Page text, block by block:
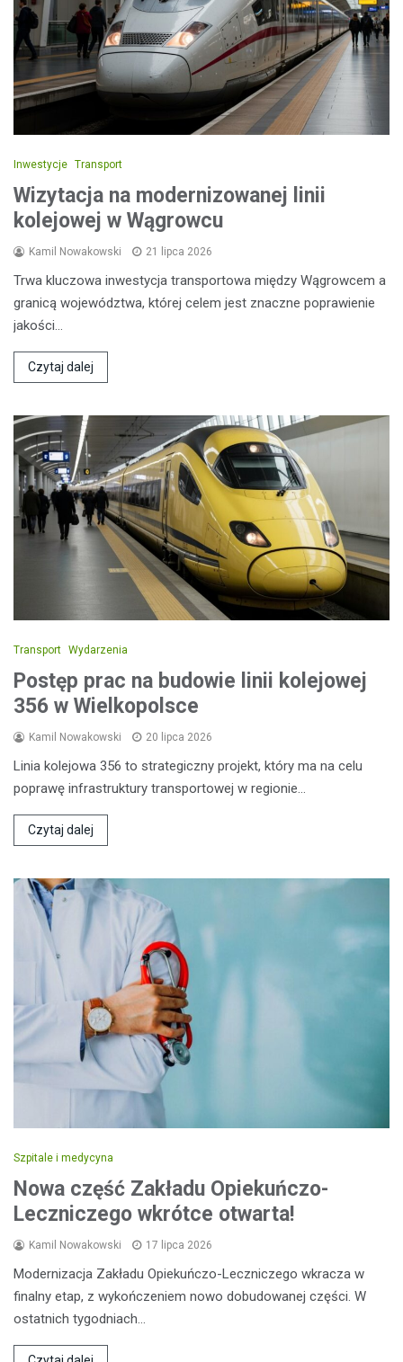
Inwestycje Transport
Wizytacja na modernizowanej linii
kolejowej w Wągrowcu
Kamil Nowakowski 21 lipca 2026
Trwa kluczowa inwestycja transportowa między Wągrowcem a
granicą województwa, której celem jest znaczne poprawienie
jakości…
Czytaj dalej
Transport Wydarzenia
Postęp prac na budowie linii kolejowej
356 w Wielkopolsce
Kamil Nowakowski 20 lipca 2026
Linia kolejowa 356 to strategiczny projekt, który ma na celu
poprawę infrastruktury transportowej w regionie…
Czytaj dalej
Szpitale i medycyna
Nowa część Zakładu Opiekuńczo-
Leczniczego wkrótce otwarta!
Kamil Nowakowski 17 lipca 2026
Modernizacja Zakładu Opiekuńczo-Leczniczego wkracza w
finalny etap, z wykończeniem nowo dobudowanej części. W
ostatnich tygodniach…